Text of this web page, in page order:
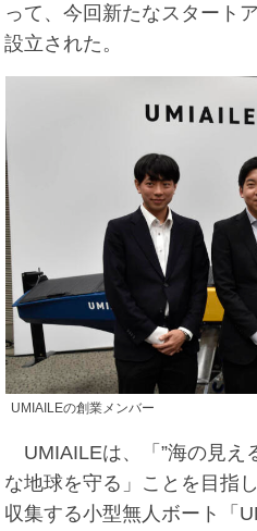
って、今回新たなスタート
設立された。
UMIAILEの創業メンバー
UMIAILEは、「”海の見え
な地球を守る」ことを目指
収集する小型無人ボート「